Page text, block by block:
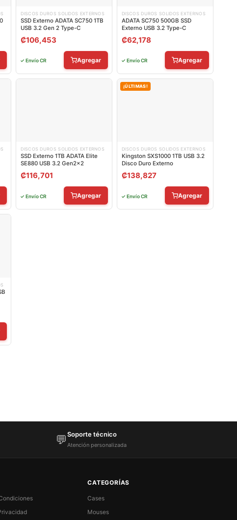
DISCOS DUROS SOLIDOS EXTERNOS
SSD Externo ADATA SC750 1TB
USB 3.2 Gen 2 Type-C
₡106,453
✓ Envío CR Agregar
DISCOS DUROS SOLIDOS EXTERNOS
ADATA SC750 500GB SSD
Externo USB 3.2 Type-C
₡62,178
✓ Envío CR Agregar
DISCOS DUROS SOLIDOS EXTERNOS
SSD Externo 1TB ADATA Elite
SE880 USB 3.2 Gen2x2
₡116,701
✓ Envío CR Agregar
¡ÚLTIMAS!
DISCOS DUROS SOLIDOS EXTERNOS
Kingston SXS1000 1TB USB 3.2
Disco Duro Externo
₡138,827
✓ Envío CR Agregar
💬Soporte técnico
Atención personalizada
CATEGORÍAS
Cases
Mouses